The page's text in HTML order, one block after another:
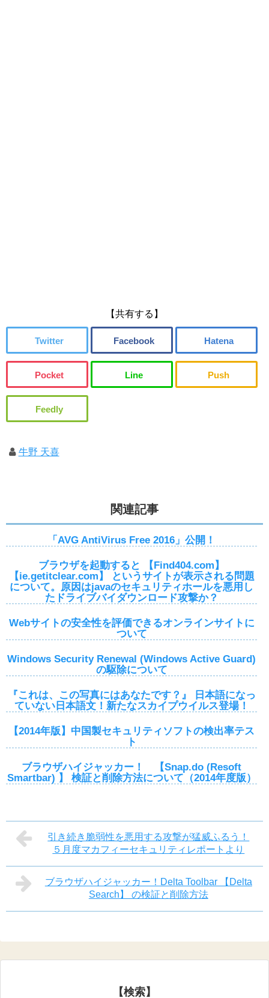
【共有する】
牛野 天喜
関連記事
「AVG AntiVirus Free 2016」公開！
ブラウザを起動すると 【Find404.com】
【ie.getitclear.com】 というサイトが表示される問題
について。原因はjavaのセキュリティホールを悪用し
たドライブバイダウンロード攻撃か？
Webサイトの安全性を評価できるオンラインサイトに
ついて
Windows Security Renewal (Windows Active Guard)
の駆除について
『これは、この写真にはあなたです？』 日本語になっ
ていない日本語文！新たなスカイプウイルス登場！
【2014年版】中国製セキュリティソフトの検出率テス
ト
ブラウザハイジャッカー！ 【Snap.do (Resoft
Smartbar) 】 検証と削除方法について（2014年度版）
引き続き脆弱性を悪用する攻撃が猛威ふるう！
５月度マカフィーセキュリティレポートより
ブラウザハイジャッカー！Delta Toolbar 【Delta
Search】 の検証と削除方法
【検索】